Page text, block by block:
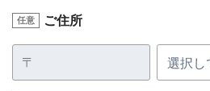
任意 ご住所